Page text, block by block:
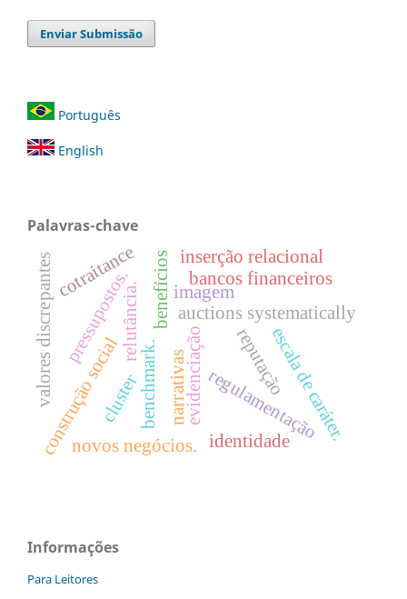
Enviar Submissão
Português
English
Palavras-chave
auctions systematically
benchmark. evidenciação
benefícios
regulamentação
relutância.
narrativas
construção social
valores discrepantespressupostos. reputação
imagem
identidade
bancos financeiros
escala de caráter.
inserção relacional
novos negócios.
cotraitance
cluster
Informações
Para Leitores